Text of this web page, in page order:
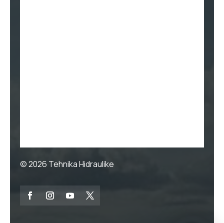
© 2026 Tehnika Hidraulike